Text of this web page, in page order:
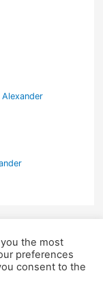
Alexander
Matters en is
the most
preferences
consent to the